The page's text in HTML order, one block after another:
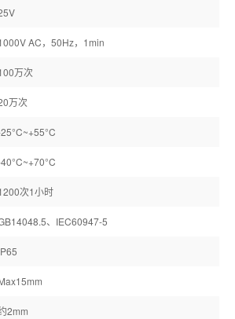
AC，50Hz，1min
万次
万次
次1小时
、IEC60947-5
2mm